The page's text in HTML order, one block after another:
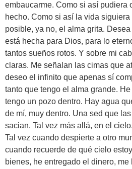
embaucarme. Como si así pudiera
hecho. Como si así la vida
posible, ya no, el alma grita.
está hecha para Dios, para lo
tantos sueños rotos. Y sobre mi
claras. Me señalan las cimas que
deseo el infinito que apenas sí
tanto que tengo el alma grande.
tengo un pozo dentro. Hay agua
de mí, muy dentro. Una sed que
sacian. Tal vez más allá, en el
Tal vez cuando despierte a otro
cuando recuerde de qué cielo
bienes, he entregado el dinero,